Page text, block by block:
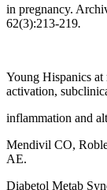
in pregnancy.
62(3):213-219.
Young Hispanics
activation,
inflammation and
Mendivil CO,
AE.
Diabetol Metab